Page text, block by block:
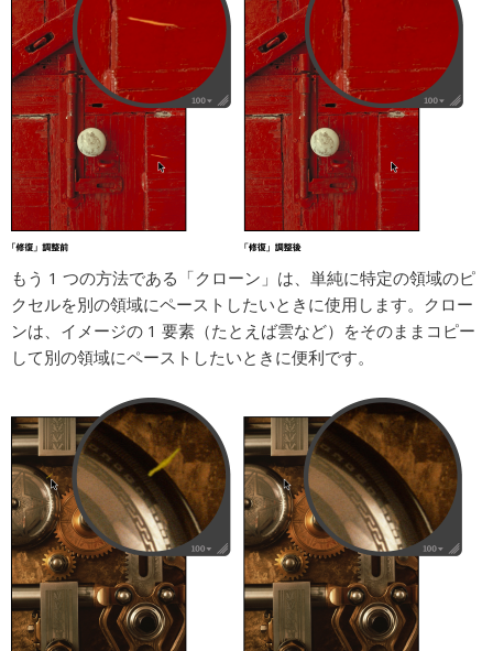
もう 1 つの方法である「クローン」は、単純に特定の領域のピ
クセルを別の領域にペーストしたいときに使用します。クロー
ンは、イメージの 1 要素（たとえば雲など）をそのままコピー
して別の領域にペーストしたいときに便利です。